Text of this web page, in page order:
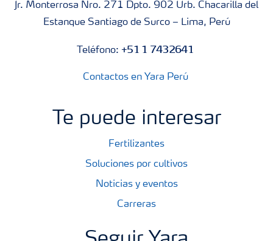
Jr. Monterrosa Nro. 271 Dpto. 902 Urb. Chacarilla del
Estanque Santiago de Surco – Lima, Perú
Teléfono:+51 1 7432641
Contactos en Yara Perú
Te puede interesar
Fertilizantes
Soluciones por cultivos
Noticias y eventos
Carreras